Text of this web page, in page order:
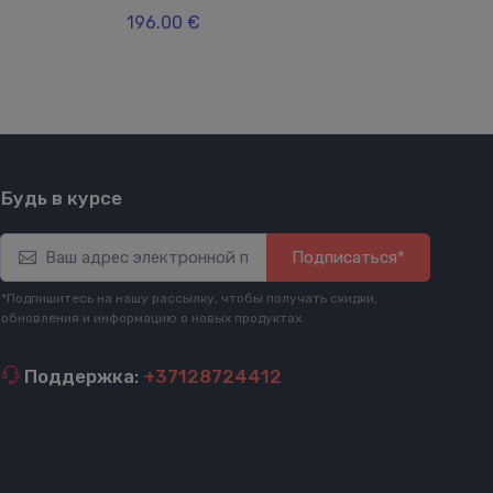
196.00 €
Будь в курсе
Подписаться*
*Подпишитесь на нашу рассылку, чтобы получать скидки,
обновления и информацию о новых продуктах
Поддержка: +37128724412